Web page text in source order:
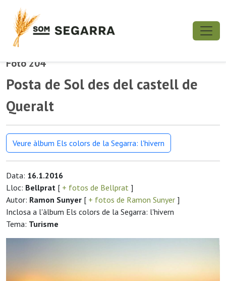
Foto 204
Posta de Sol des del castell de
Queralt
Veure àlbum Els colors de la Segarra: l'hivern
Data: 16.1.2016
Lloc: Bellprat [ + fotos de Bellprat ]
Autor: Ramon Sunyer [ + fotos de Ramon Sunyer ]
Inclosa a l'àlbum Els colors de la Segarra: l'hivern
Tema: Turisme